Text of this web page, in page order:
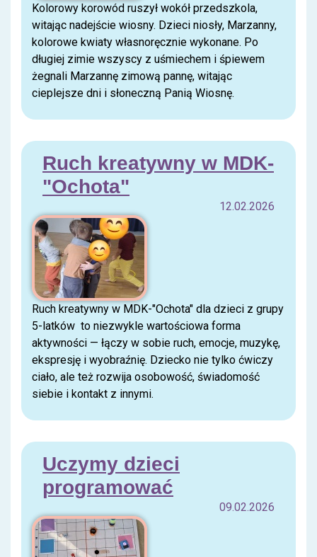
Kolorowy korowód ruszył wokół przedszkola,
witając nadejście wiosny. Dzieci niosły, Marzanny,
kolorowe kwiaty własnoręcznie wykonane. Po
długiej zimie wszyscy z uśmiechem i śpiewem
żegnali Marzannę zimową pannę, witając
cieplejsze dni i słoneczną Panią Wiosnę.
Ruch kreatywny w MDK-
"Ochota"
12.02.2026
Ruch kreatywny w MDK-"Ochota" dla dzieci z grupy
5-latków to niezwykle wartościowa forma
aktywności — łączy w sobie ruch, emocje, muzykę,
ekspresję i wyobraźnię. Dziecko nie tylko ćwiczy
ciało, ale też rozwija osobowość, świadomość
siebie i kontakt z innymi.
Uczymy dzieci
programować
09.02.2026